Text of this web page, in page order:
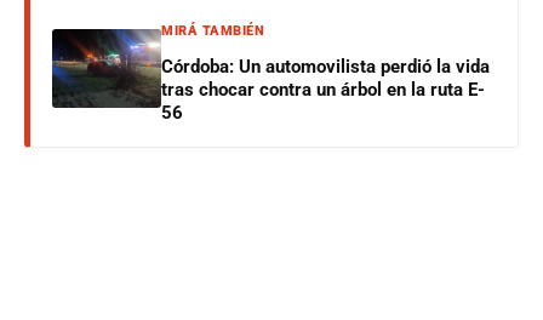
MIRÁ TAMBIÉN
Córdoba: Un automovilista perdió la vida
tras chocar contra un árbol en la ruta E-
56